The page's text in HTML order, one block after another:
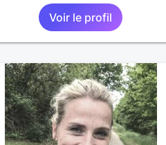
bonheur tout seimplement.
Voir le profil